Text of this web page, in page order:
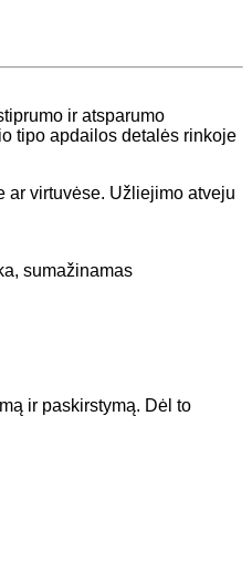
ir atsparumo
tipo apdailos detalės rinkoje
ar virtuvėse. Užliejimo atveju
sumažinamas
ir paskirstymą. Dėl to